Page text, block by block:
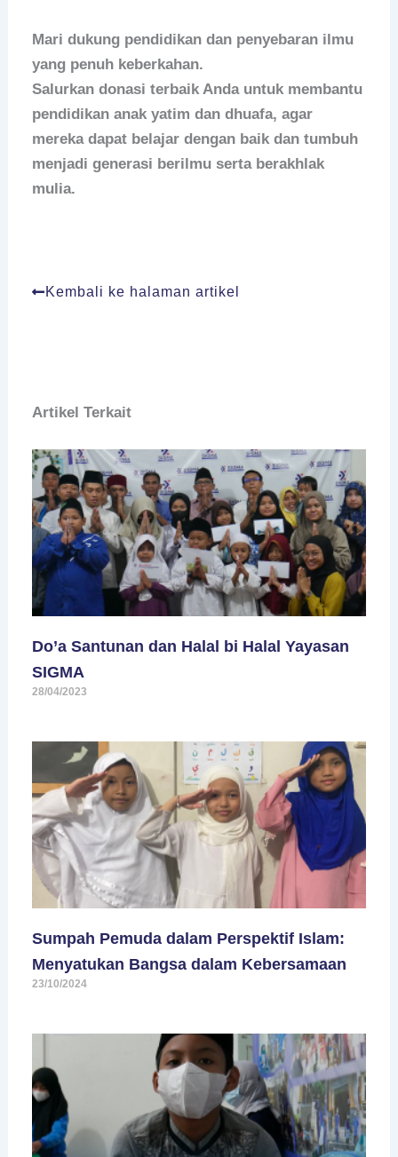
Mari dukung pendidikan dan penyebaran ilmu
yang penuh keberkahan.
Salurkan donasi terbaik Anda untuk membantu
pendidikan anak yatim dan dhuafa, agar
mereka dapat belajar dengan baik dan tumbuh
menjadi generasi berilmu serta berakhlak
mulia.
Kembali ke halaman artikel
Artikel Terkait
Do’a Santunan dan Halal bi Halal Yayasan
SIGMA
28/04/2023
Sumpah Pemuda dalam Perspektif Islam:
Menyatukan Bangsa dalam Kebersamaan
23/10/2024